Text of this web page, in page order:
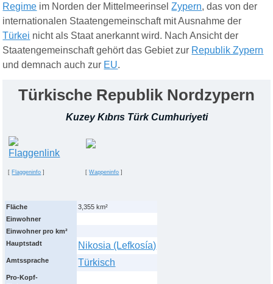
Regime im Norden der MittelmeerinselZypern, das von der
internationalen Staatengemeinschaft mit Ausnahme der
Türkei nicht als Staat anerkannt wird. Nach Ansicht der
Staatengemeinschaft gehört das Gebiet zur Republik Zypern
und demnach auch zur EU.
Türkische Republik Nordzypern
Kuzey Kıbrıs Türk Cumhuriyeti
[ Flaggeninfo ] [Wappeninfo ]
Fläche
3,355 km²
Einwohner
Einwohner pro km²
Hauptstadt
Nikosia (Lefkosía)
Amtssprache Türkisch
Pro-Kopf-